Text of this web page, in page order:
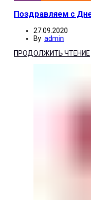
Поздравляем с
27.09.2020
By admin
ПРОДОЛЖИТЬ ЧТЕНИЕ